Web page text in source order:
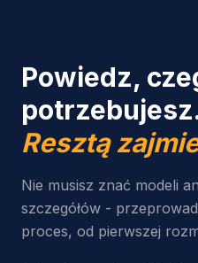
Powiedz,
Resztą
Nie musisz znać modeli
szczegółów -
proces, od pierwszej